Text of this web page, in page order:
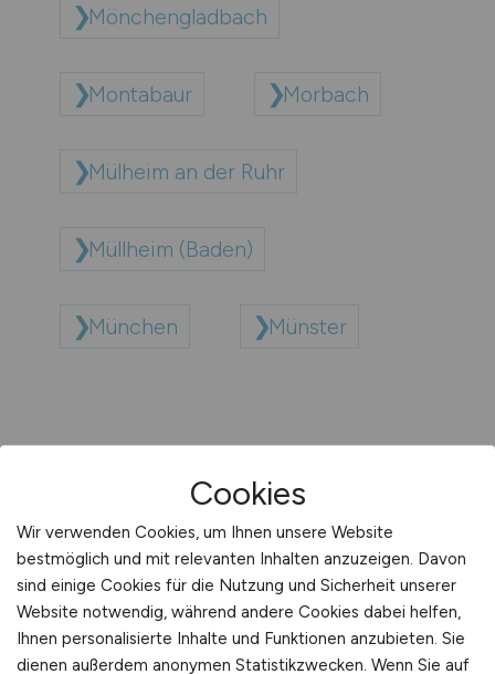
Mönchengladbach
Montabaur Morbach
Mülheim an der Ruhr
Müllheim (Baden)
München Münster
Sie sind hier:
Startseite
Sitemap
Cookies
Wir verwenden Cookies, um Ihnen unsere Website
bestmöglich und mit relevanten Inhalten anzuzeigen. Davon
sind einige Cookies für die Nutzung und Sicherheit unserer
Website notwendig, während andere Cookies dabei helfen,
Ihnen personalisierte Inhalte und Funktionen anzubieten. Sie
dienen außerdem anonymen Statistikzwecken. Wenn Sie auf